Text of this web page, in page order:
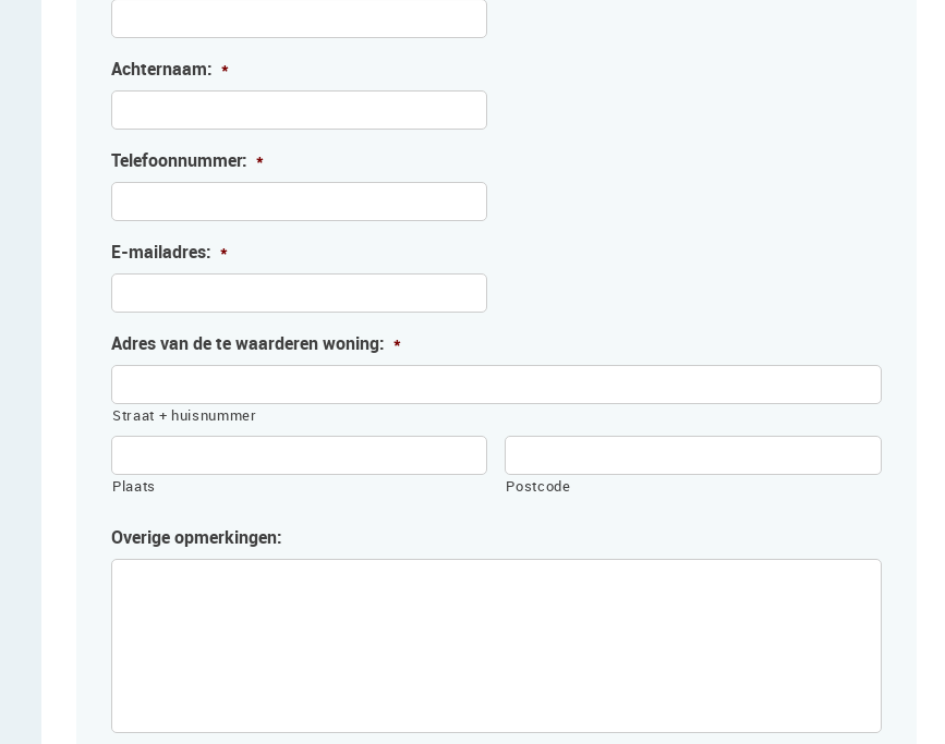
Achternaam: *
Telefoonnummer: *
E-mailadres: *
Adres van de te waarderen woning: *
Straat + huisnummer
Plaats Postcode
Overige opmerkingen: